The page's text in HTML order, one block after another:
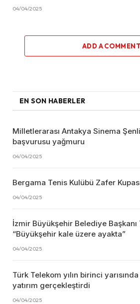
04/04/2025
ADD A COMMENT
EN SON HABERLER
Milletlerarası Antakya Sinema
başvurusu yağmuru
04/04/2025
Bergama Tenis Kulübü Zafer
04/04/2025
İzmir Büyükşehir Belediye Başkanı
“Büyükşehir kale üzere ayakta”
04/04/2025
Türk Telekom yılın birinci
yatırım gerçekleştirdi
04/04/2025